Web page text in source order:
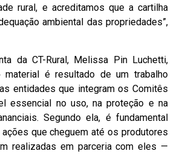
rural, e acreditamos que a cartilha
ambiental das propriedades”,
da CT-Rural, Melissa Pin Luchetti,
é resultado de um trabalho
entidades que integram os Comitês
essencial no uso, na proteção e na
Segundo ela, é fundamental
que cheguem até os produtores
realizadas em parceria com eles —